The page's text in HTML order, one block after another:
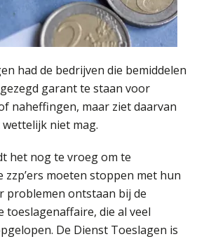
had de bedrijven die bemiddelen
garant te staan voor
naheffingen, maar ziet daarvan
niet mag.
het nog te vroeg om te
zzp’ers moeten stoppen met hun
problemen ontstaan bij de
toeslagenaffaire, die al veel
De Dienst Toeslagen is